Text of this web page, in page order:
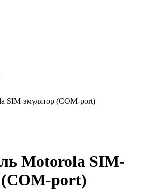
SIM-эмулятор (COM-port)
Motorola SIM-
port)